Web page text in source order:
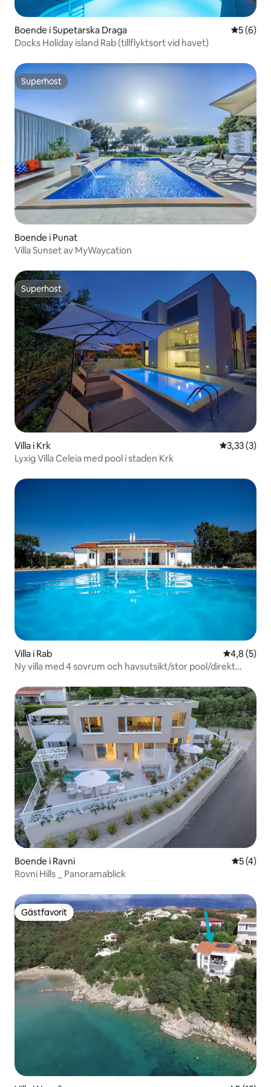
Boende i Supetarska Draga 5 av 5 i
5 (6)
Docks Holiday island Rab (tillflyktsort vid havet)
Superhost
Superhost
Boende i Punat
Villa Sunset av MyWaycation
Superhost
Superhost
Villa i Krk 3,33 av 5 i
3,33 (3)
Lyxig Villa Celeia med pool i staden Krk
Villa i Rab 4,8 av 5 i
4,8 (5)
Ny villa med 4 sovrum och havsutsikt/stor pool/direkt
Boende i Ravni 5 av 5 i
5 (4)
Rovni Hills _ Panoramablick
Gästfavorit
Gästfavorit